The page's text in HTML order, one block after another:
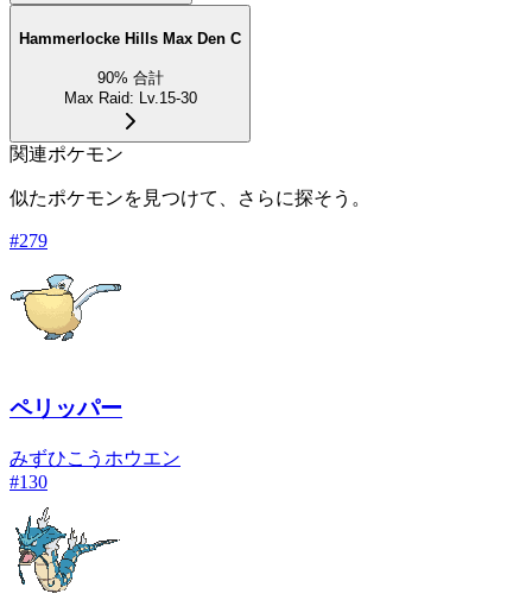
Hammerlocke Hills Max Den C
90% 合計
Max Raid: Lv.15-30
関連ポケモン
似たポケモンを見つけて、さらに探そう。
#279
ペリッパー
みずひこう ホウエン
#130